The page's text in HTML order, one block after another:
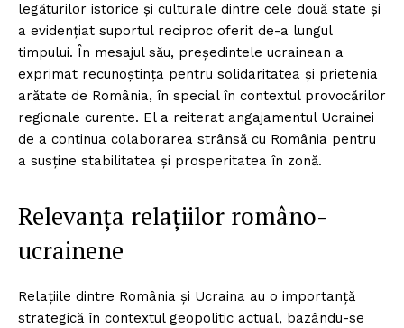
legăturilor istorice și culturale dintre cele două state și
a evidențiat suportul reciproc oferit de-a lungul
timpului. În mesajul său, președintele ucrainean a
exprimat recunoștința pentru solidaritatea și prietenia
arătate de România, în special în contextul provocărilor
regionale curente. El a reiterat angajamentul Ucrainei
de a continua colaborarea strânsă cu România pentru
a susține stabilitatea și prosperitatea în zonă.
Relevanța relațiilor româno-
ucrainene
Relațiile dintre România și Ucraina au o importanță
strategică în contextul geopolitic actual, bazându-se